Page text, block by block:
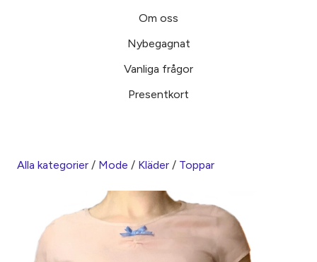
Om oss
Nybegagnat
Vanliga frågor
Presentkort
Alla kategorier / Mode / Kläder / Toppar